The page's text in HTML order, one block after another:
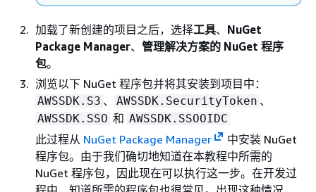
加载了新创建的项目之后，选择工具、 NuGet
Package Manager、 管理解决方案的 NuGet 程序
包。
浏览以下 NuGet 程序包并将其安装到项目中：
AWSSDK.S3 、 AWSSDK.SecurityToken 、
AWSSDK.SSO 和 AWSSDK.SSOOIDC
此过程从 NuGet Package Manager
中安装 NuGet
程序包。由于我们确切地知道在本教程中所需的
NuGet 程序包，因此现在可以执行这一步。在开发过